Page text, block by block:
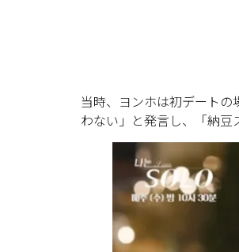
当時、ヨンホは初デート
わない」と発言し、「納豆